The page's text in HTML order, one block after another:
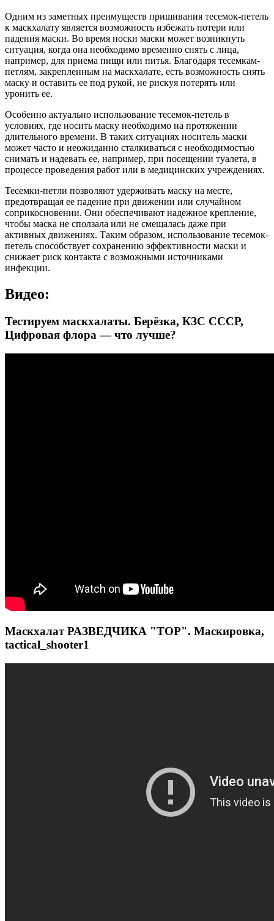
Одним из заметных преимуществ пришивания тесемок-петель
к маскхалату является возможность избежать потери или
падения маски. Во время носки маски может возникнуть
ситуация, когда она необходимо временно снять с лица,
например, для приема пищи или питья. Благодаря тесемкам-
петлям, закрепленным на маскхалате, есть возможность снять
маску и оставить ее под рукой, не рискуя потерять или
уронить ее.
Особенно актуально использование тесемок-петель в
условиях, где носить маску необходимо на протяжении
длительного времени. В таких ситуациях носитель маски
может часто и неожиданно сталкиваться с необходимостью
снимать и надевать ее, например, при посещении туалета, в
процессе проведения работ или в медицинских учреждениях.
Тесемки-петли позволяют удерживать маску на месте,
предотвращая ее падение при движении или случайном
соприкосновении. Они обеспечивают надежное крепление,
чтобы маска не сползала или не смещалась даже при
активных движениях. Таким образом, использование тесемок-
петель способствует сохранению эффективности маски и
снижает риск контакта с возможными источниками
инфекции.
Видео:
Тестируем маскхалаты. Берёзка, КЗС СССР,
Цифровая флора — что лучше?
Маскхалат РАЗВЕДЧИКА "ТОР". Маскировка,
tactical_shooter1